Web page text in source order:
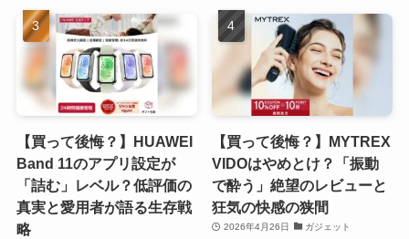
【買って後悔？】HUAWEI
Band 11のアプリ設定が
「詰む」レベル？低評価の
真実と愛用者が語る生存戦
略
【買って後悔？】MYTREX
VIDOはやめとけ？「振動
で酔う」絶望のレビューと
狂気の快感の狭間
2026年4月26日 ガジェット